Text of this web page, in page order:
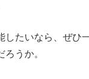
したいなら、ぜひ
うか。